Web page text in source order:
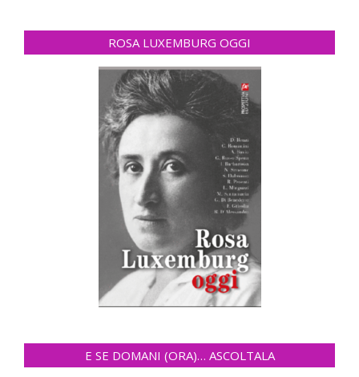
ROSA LUXEMBURG OGGI
E SE DOMANI (ORA)… ASCOLTALA